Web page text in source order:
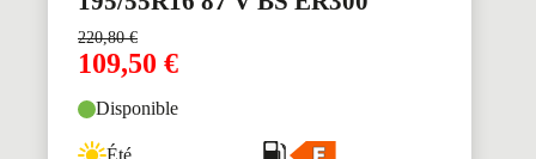
220,80€
109,50 €
Disponible
Été